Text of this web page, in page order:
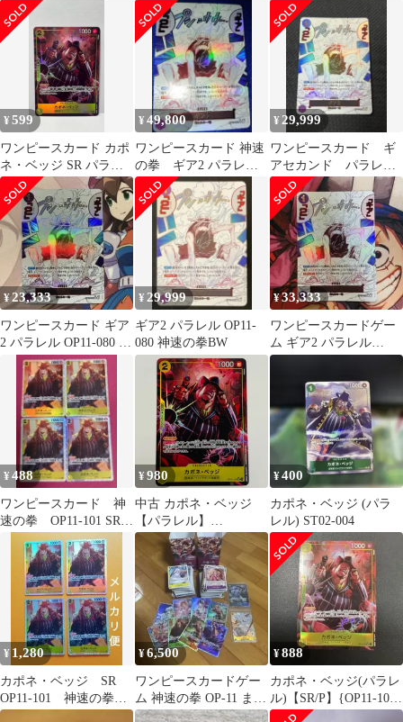
OP11-101
¥599
ワンピースカード カポ
ネ・ベッジ SR パラレ
ル (OP11-101)
¥49,800
ワンピースカード 神速
の拳 ギア2 パラレ
ル OP11-080
¥ 29,999
ワンピースカード ギ
アセカンド パラレ
ル OP11-080 神速の拳
¥23,333
ワンピースカード ギア
2 パラレル OP11-080 神
速の拳
¥29,999
ギア2 パラレル OP11-
080 神速の拳BW
¥33,333
ワンピースカードゲー
ム ギア2 パラレル
op11-080 神速の拳
¥488
ワンピースカード 神
速の拳 OP11-101 SR
カポネ・ベッジ 4枚セ
ット
¥980
中古 カポネ・ベッジ
【パラレル】
（Hokuyuu） SR OP11-
101
¥400
カポネ・ベッジ (パラ
レル) ST02-004
¥ 1,280
カポネ・ベッジ SR
OP11-101 神速の拳
ワンピースカードゲー
¥6,500
ワンピースカードゲー
ム 神速の拳 OP-11 まと
め売り
¥888
カポネ・ベッジ(パラレ
ル)【SR/P】{OP11-101}
神速の拳